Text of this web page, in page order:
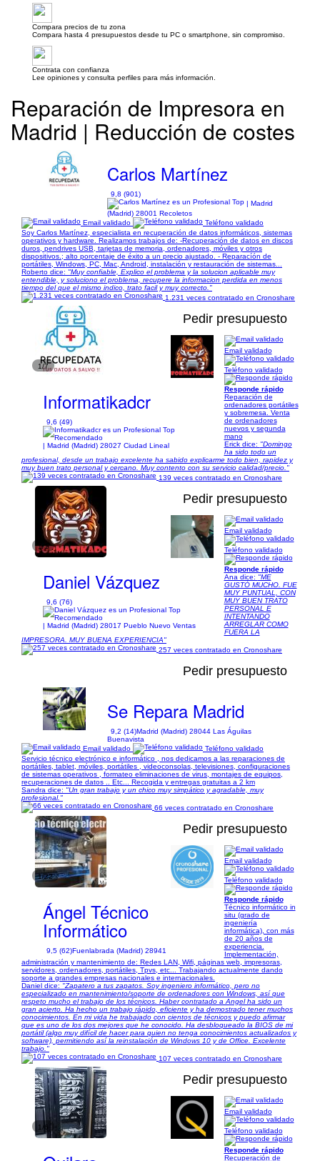
Compara precios de tu zona
Compara hasta 4 presupuestos desde tu PC o smartphone, sin compromiso.
Contrata con confianza
Lee opiniones y consulta perfiles para más información.
Reparación de Impresora en
Madrid | Reducción de costes
Carlos Martínez
9,8 (901)
| Madrid
(Madrid) 28001 Recoletos
Email validado
Teléfono validado
Soy Carlos Martínez, especialista en recuperación de datos informáticos, sistemas
operativos y hardware. Realizamos trabajos de: -Recuperación de datos en discos
duros, pendrives USB, tarjetas de memoria, ordenadores, móviles y otros
dispositivos.; alto porcentaje de éxito a un precio ajustado. - Reparacíón de
portátiles, Windows, PC, Mac, Android, instalación y restauración de sistemas...
Roberto dice: "Muy confiable, Explico el problema y la solucion aplicable muy
entendible, y soluciono el problema, recupere la informacion perdida en menos
tiempo del que el mismo indico, trato facil y muy correcto."
1.231 veces contratado en Cronoshare
1/7
Pedir presupuesto
Informatikadcr
9,6 (49)
| Madrid (Madrid) 28027 Ciudad Lineal
Email validado
Teléfono validado
Responde rápido
Reparación de
ordenadores portátiles
y sobremesa. Venta
de ordenadores
nuevos y segunda
mano
Erick dice: "Domingo
ha sido todo un
profesional, desde un trabajo excelente ha sabido explicarme todo bien, rapidez y
muy buen trato personal y cercano. Muy contento con su servicio calidad/precio."
139 veces contratado en Cronoshare
1/1
Pedir presupuesto
Daniel Vázquez
9,6 (76)
| Madrid (Madrid) 28017 Pueblo Nuevo Ventas
Email validado
Teléfono validado
Responde rápido
Ana dice: "ME
GUSTÓ MUCHO. FUE
MUY PUNTUAL, CON
MUY BUEN TRATO
PERSONAL E
INTENTANDO
ARREGLAR COMO
FUERA LA
IMPRESORA. MUY BUENA EXPERIENCIA"
257 veces contratado en Cronoshare
Pedir presupuesto
Se Repara Madrid
9,2 (14)Madrid (Madrid) 28044 Las Águilas
Buenavista
Email validado
Teléfono validado
Servicio técnico electrónico e informático , nos dedicamos a las reparaciones de
portátiles, tablet, móviles, portátiles , videoconsolas, televisiones, configuraciones
de sistemas operativos , formateo eliminaciones de virus, montajes de equipos,
recuperaciones de datos .. Etc... Recogida y entregas gratuitas a 2 km
Sandra dice: "Un gran trabajo y un chico muy simpático y agradable, muy
profesional."
66 veces contratado en Cronoshare
1/22
Pedir presupuesto
Ángel Técnico
Informático
9,5 (62)Fuenlabrada (Madrid) 28941
Email validado
Teléfono validado
Responde rápido
Técnico informático in
situ (grado de
ingeniería
informática), con más
de 20 años de
experiencia.
Implementación,
administración y mantenimiento de: Redes LAN, Wifi, páginas web, impresoras,
servidores, ordenadores, portátiles, Tpvs, etc... Trabajando actualmente dando
soporte a grandes empresas nacionales e internacionales.
Daniel dice: "Zapatero a tus zapatos. Soy ingeniero informático, pero no
especializado en mantenimiento/soporte de ordenadores con Windows, así que
respeto mucho el trabajo de los técnicos. Haber contratado a Angel ha sido un
gran acierto. Ha hecho un trabajo rápido, eficiente y ha demostrado tener muchos
conocimientos. En mi vida he trabajado con cientos de técnicos y puedo afirmar
que es uno de los dos mejores que he conocido. Ha desbloqueado la BIOS de mi
portátil (algo muy difícil de hacer para quien no tenga conocimientos actualizados y
software), permitiendo así la reinstalación de Windows 10 y de Office. Excelente
trabajo."
107 veces contratado en Cronoshare
1/6
Pedir presupuesto
Email validado
Teléfono validado
Responde rápido
Recuperación de